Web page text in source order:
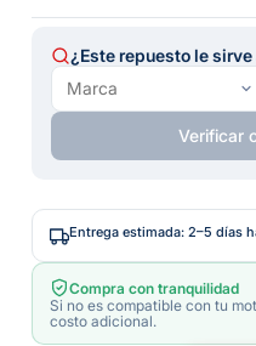
¿Este repuesto le sirve
Verificar
Entrega estimada: 2–5 días
Compra con tranquilidad
Si no es compatible con tu
costo adicional.